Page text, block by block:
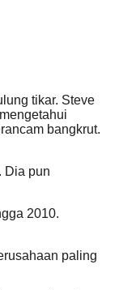
tikar. Steve
bangkrut.
Dia pun
2010.
paling